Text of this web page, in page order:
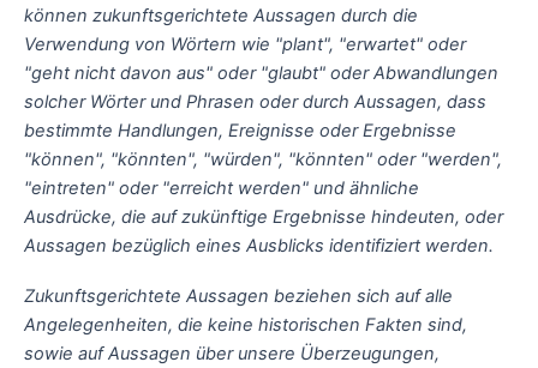
können zukunftsgerichtete Aussagen durch die
Verwendung von Wörtern wie "plant", "erwartet" oder
"geht nicht davon aus" oder "glaubt" oder Abwandlungen
solcher Wörter und Phrasen oder durch Aussagen, dass
bestimmte Handlungen, Ereignisse oder Ergebnisse
"können", "könnten", "würden", "könnten" oder "werden",
"eintreten" oder "erreicht werden" und ähnliche
Ausdrücke, die auf zukünftige Ergebnisse hindeuten, oder
Aussagen bezüglich eines Ausblicks identifiziert werden.
Zukunftsgerichtete Aussagen beziehen sich auf alle
Angelegenheiten, die keine historischen Fakten sind,
sowie auf Aussagen über unsere Überzeugungen,